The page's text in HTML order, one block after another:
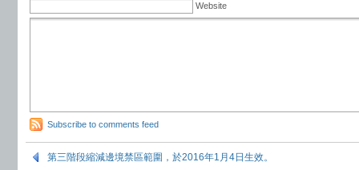
Website
Subscribe to comments feed
第三階段縮減邊境禁區範圍，於2016年1月4日生效。